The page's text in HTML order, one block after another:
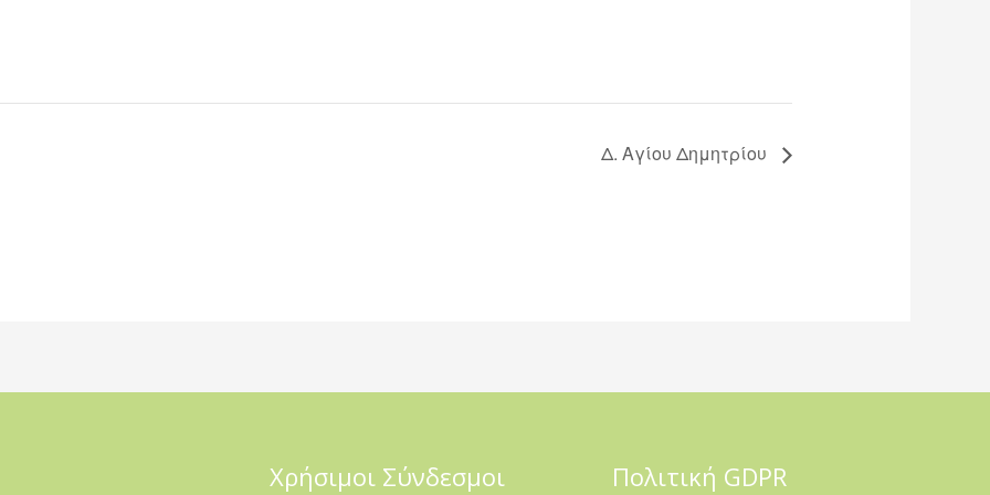
Δ. Αγίου Δημητρίου
Χρήσιμοι Σύνδεσμοι Πολιτική GDPR